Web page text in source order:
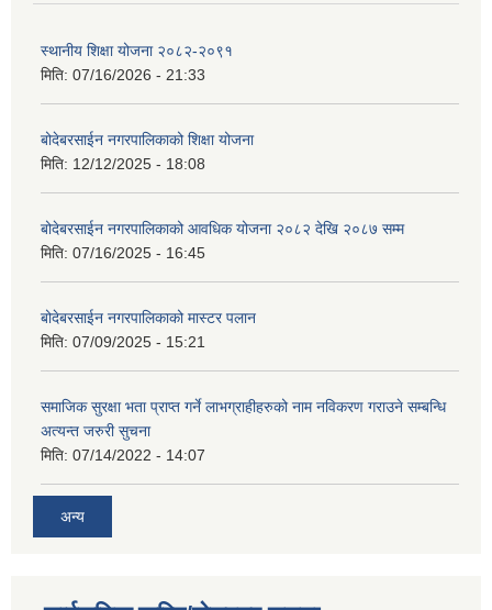
स्थानीय शिक्षा योजना २०८२-२०९१
मिति: 07/16/2026 - 21:33
बोदेबरसाईन नगरपालिकाको शिक्षा योजना
मिति: 12/12/2025 - 18:08
बोदेबरसाईन नगरपालिकाको आवधिक योजना २०८२ देखि २०८७ सम्म
मिति: 07/16/2025 - 16:45
बोदेबरसाईन नगरपालिकाको मास्टर पलान
मिति: 07/09/2025 - 15:21
समाजिक सुरक्षा भता प्राप्त गर्ने लाभग्राहीहरुको नाम नविकरण गराउने सम्बन्धि
अत्यन्त जरुरी सुचना
मिति: 07/14/2022 - 14:07
अन्य